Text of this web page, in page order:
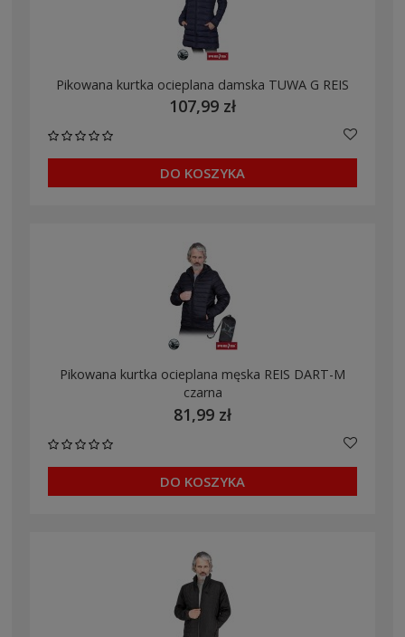
Pikowana kurtka ocieplana damska TUWA G REIS
107,99 zł
DO KOSZYKA
Pikowana kurtka ocieplana męska REIS DART-M
czarna
81,99 zł
DO KOSZYKA